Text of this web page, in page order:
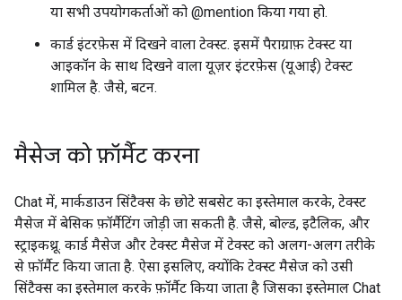
या सभी उपयोगकर्ताओं को @mention किया गया हो.
कार्ड इंटरफ़ेस में दिखने वाला टेक्स्ट. इसमें पैराग्राफ़ टेक्स्ट या
आइकॉन के साथ दिखने वाला यूज़र इंटरफ़ेस (यूआई) टेक्स्ट
शामिल है. जैसे, बटन.
मैसेज को फ़ॉर्मैट करना
Chat में, मार्कडाउन सिंटैक्स के छोटे सबसेट का इस्तेमाल करके, टेक्स्ट
मैसेज में बेसिक फ़ॉर्मैटिंग जोड़ी जा सकती है. जैसे, बोल्ड, इटैलिक, और
स्ट्राइकथ्रू. कार्ड मैसेज और टेक्स्ट मैसेज में टेक्स्ट को अलग-अलग तरीके
से फ़ॉर्मैट किया जाता है. ऐसा इसलिए, क्योंकि टेक्स्ट मैसेज को उसी
सिंटैक्स का इस्तेमाल करके फ़ॉर्मैट किया जाता है जिसका इस्तेमाल Chat